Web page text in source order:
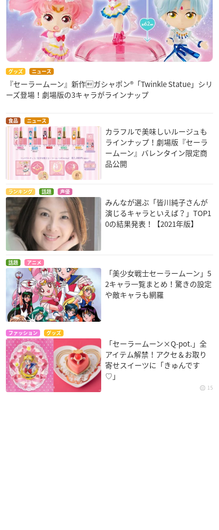
グッズ ニュース
『セーラームーン』新作ガシャポン®「Twinkle Statue」シリ
ーズ登場！劇場版の3キャラがラインナップ
食品 ニュース
カラフルで美味しいルージュも
ラインナップ！劇場版『セーラ
ームーン』バレンタイン限定商
品公開
ランキング 話題 声優
みんなが選ぶ「皆川純子さんが
演じるキャラといえば？」TOP1
0の結果発表！【2021年版】
話題 アニメ
「美少女戦士セーラームーン」5
2キャラ一覧まとめ！驚きの設定
や敵キャラも網羅
ファッション グッズ
「セーラームーン×Q-pot.」全
アイテム解禁！アクセ＆お取り
寄せスイーツに「きゅんです
♡」
15